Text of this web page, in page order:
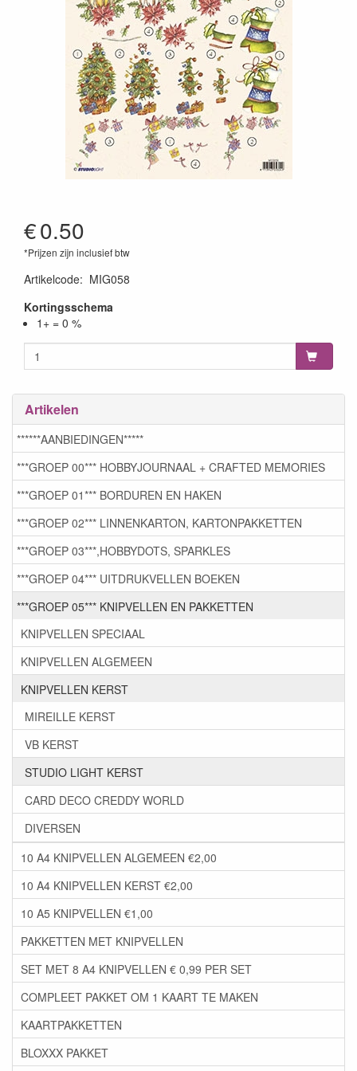
€0.50
*Prijzen zijn inclusief btw
Artikelcode: MIG058
Kortingsschema
1+ = 0 %
Artikelen
******AANBIEDINGEN*****
***GROEP 00*** HOBBYJOURNAAL + CRAFTED MEMORIES
***GROEP 01*** BORDUREN EN HAKEN
***GROEP 02*** LINNENKARTON, KARTONPAKKETTEN
***GROEP 03***,HOBBYDOTS, SPARKLES
***GROEP 04*** UITDRUKVELLEN BOEKEN
***GROEP 05*** KNIPVELLEN EN PAKKETTEN
KNIPVELLEN SPECIAAL
KNIPVELLEN ALGEMEEN
KNIPVELLEN KERST
MIREILLE KERST
VB KERST
STUDIO LIGHT KERST
CARD DECO CREDDY WORLD
DIVERSEN
10 A4 KNIPVELLEN ALGEMEEN €2,00
10 A4 KNIPVELLEN KERST €2,00
10 A5 KNIPVELLEN €1,00
PAKKETTEN MET KNIPVELLEN
SET MET 8 A4 KNIPVELLEN € 0,99 PER SET
COMPLEET PAKKET OM 1 KAART TE MAKEN
KAARTPAKKETTEN
BLOXXX PAKKET